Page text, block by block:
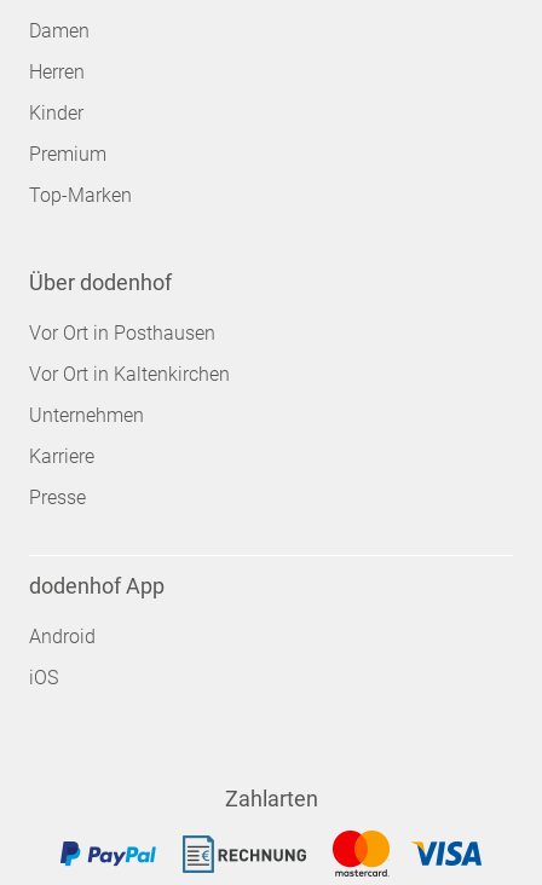
Damen
Herren
Kinder
Premium
Top-Marken
Über dodenhof
Vor Ort in Posthausen
Vor Ort in Kaltenkirchen
Unternehmen
Karriere
Presse
dodenhof App
Android
iOS
Zahlarten